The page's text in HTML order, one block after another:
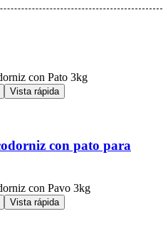
Vista rápida
con pato para
Vista rápida